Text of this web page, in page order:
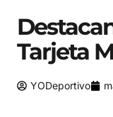
Tarjeta
YODeportivo